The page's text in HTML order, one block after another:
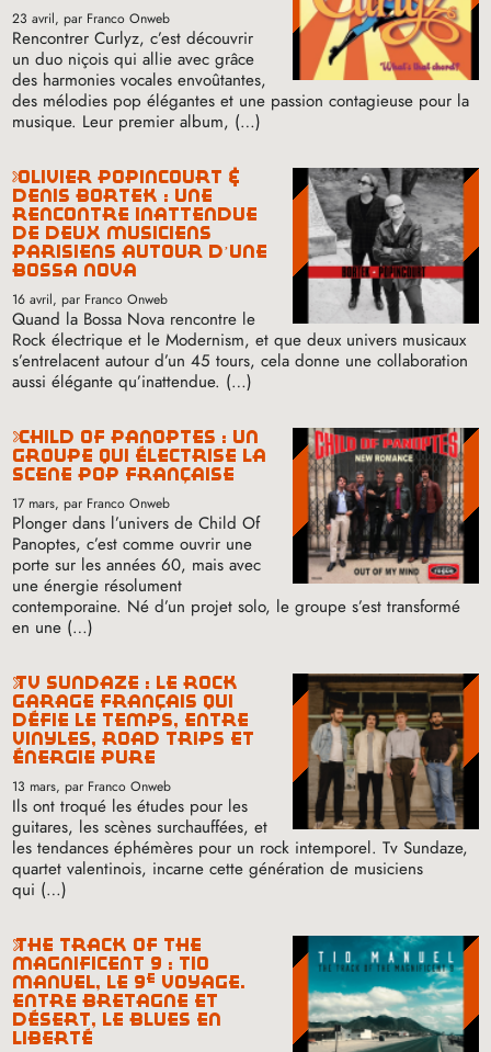
23 avril, par Franco Onweb
Rencontrer Curlyz, c’est découvrir
un duo niçois qui allie avec grâce
des harmonies vocales envoûtantes,
des mélodies pop élégantes et une passion contagieuse pour la
musique. Leur premier album, (…)
olivier popincourt &
denis bortek : une
rencontre inattendue
de deux musiciens
parisiens autour d’une
bossa nova
16 avril, par Franco Onweb
Quand la Bossa Nova rencontre le
Rock électrique et le Modernism, et que deux univers musicaux
s’entrelacent autour d’un 45 tours, cela donne une collaboration
aussi élégante qu’inattendue. (…)
child of panoptes : un
groupe qui électrise la
scène pop française
17 mars, par Franco Onweb
Plonger dans l’univers de Child Of
Panoptes, c’est comme ouvrir une
porte sur les années 60, mais avec
une énergie résolument
contemporaine. Né d’un projet solo, le groupe s’est transformé
en une (…)
tv sundaze : le rock
garage français qui
défie le temps, entre
vinyles, road trips et
énergie pure
13 mars, par Franco Onweb
Ils ont troqué les études pour les
guitares, les scènes surchauffées, et
les tendances éphémères pour un rock intemporel. Tv Sundaze,
quartet valentinois, incarne cette génération de musiciens
qui (…)
the track of the
magnificent 9 : tio
manuel, le 9e voyage.
entre bretagne et
désert, le blues en
liberté